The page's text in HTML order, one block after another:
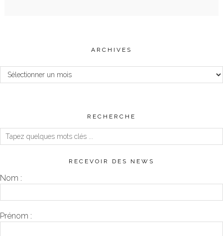
ARCHIVES
Archives
RECHERCHE
RECEVOIR DES NEWS
Nom :
Prénom :